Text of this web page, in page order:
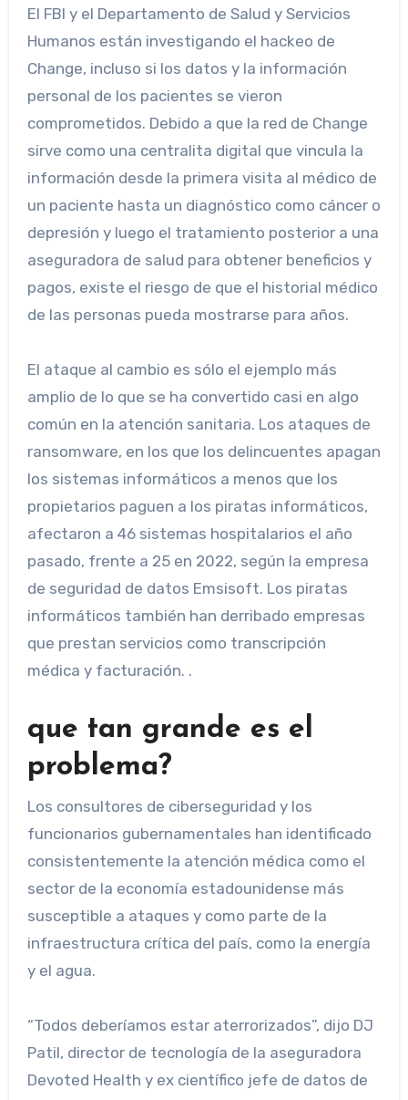
El FBI y el Departamento de Salud y Servicios
Humanos están investigando el hackeo de
Change, incluso si los datos y la información
personal de los pacientes se vieron
comprometidos. Debido a que la red de Change
sirve como una centralita digital que vincula la
información desde la primera visita al médico de
un paciente hasta un diagnóstico como cáncer o
depresión y luego el tratamiento posterior a una
aseguradora de salud para obtener beneficios y
pagos, existe el riesgo de que el historial médico
de las personas pueda mostrarse para años.
El ataque al cambio es sólo el ejemplo más
amplio de lo que se ha convertido casi en algo
común en la atención sanitaria. Los ataques de
ransomware, en los que los delincuentes apagan
los sistemas informáticos a menos que los
propietarios paguen a los piratas informáticos,
afectaron a 46 sistemas hospitalarios el año
pasado, frente a 25 en 2022, según la empresa
de seguridad de datos Emsisoft. Los piratas
informáticos también han derribado empresas
que prestan servicios como transcripción
médica y facturación. .
que tan grande es el
problema?
Los consultores de ciberseguridad y los
funcionarios gubernamentales han identificado
consistentemente la atención médica como el
sector de la economía estadounidense más
susceptible a ataques y como parte de la
infraestructura crítica del país, como la energía
y el agua.
“Todos deberíamos estar aterrorizados”, dijo DJ
Patil, director de tecnología de la aseguradora
Devoted Health y ex científico jefe de datos de